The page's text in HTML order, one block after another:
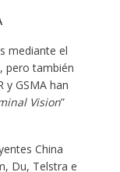
mediante el
pero también
y GSMA han
Vision”
China
Du, Telstra e